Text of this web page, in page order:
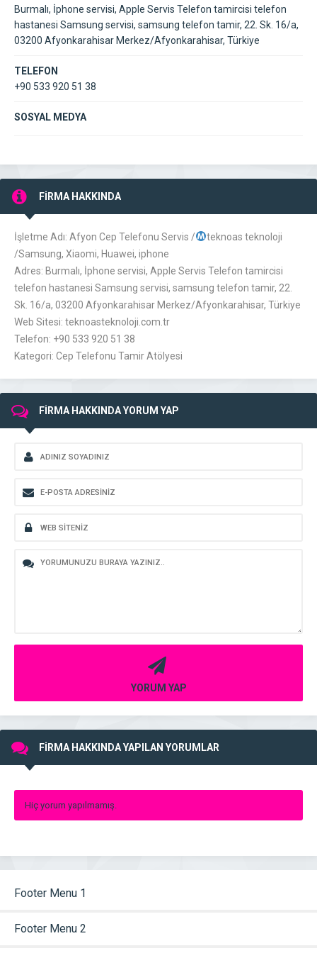
Burmalı, İphone servisi, Apple Servis Telefon tamircisi telefon
hastanesi Samsung servisi, samsung telefon tamir, 22. Sk. 16/a,
03200 Afyonkarahisar Merkez/Afyonkarahisar, Türkiye
TELEFON
+90 533 920 51 38
SOSYAL MEDYA
FİRMA HAKKINDA
İşletme Adı: Afyon Cep Telefonu Servis /
teknoas teknoloji
/Samsung, Xiaomi, Huawei, iphone
Adres: Burmalı, İphone servisi, Apple Servis Telefon tamircisi
telefon hastanesi Samsung servisi, samsung telefon tamir, 22.
Sk. 16/a, 03200 Afyonkarahisar Merkez/Afyonkarahisar, Türkiye
Web Sitesi: teknoasteknoloji.com.tr
Telefon: +90 533 920 51 38
Kategori: Cep Telefonu Tamir Atölyesi
FİRMA HAKKINDA YORUM YAP
YORUM YAP
FİRMA HAKKINDA YAPILAN YORUMLAR
Hiç yorum yapılmamış.
Footer Menu 1
Footer Menu 2